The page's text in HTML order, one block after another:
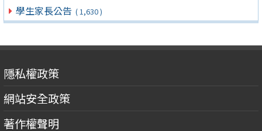
學生家長公告 ( 1,630 )
隱私權政策
網站安全政策
著作權聲明